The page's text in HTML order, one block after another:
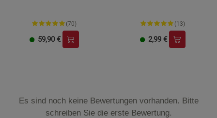
(70)
59,90 €
(13)
2,99 €
Es sind noch keine Bewertungen vorhanden. Bitte
schreiben Sie die erste Bewertung.